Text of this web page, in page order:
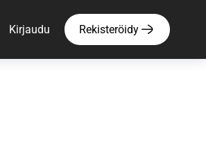
Kirjaudu Rekisteröidy